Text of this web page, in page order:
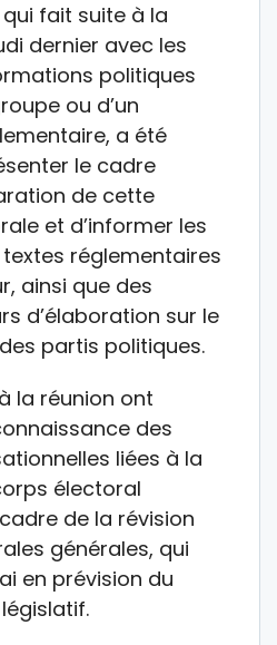
fait suite à la
dernier avec les
politiques
ou d’un
a été
le cadre
de cette
et d’informer les
réglementaires
ainsi que des
d’élaboration sur le
partis politiques.
la réunion ont
des
liées à la
électoral
de la révision
générales, qui
en prévision du